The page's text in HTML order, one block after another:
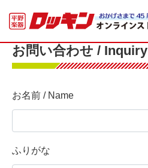
お問い合わせ / Inquiry
お名前 / Name
ふりがな